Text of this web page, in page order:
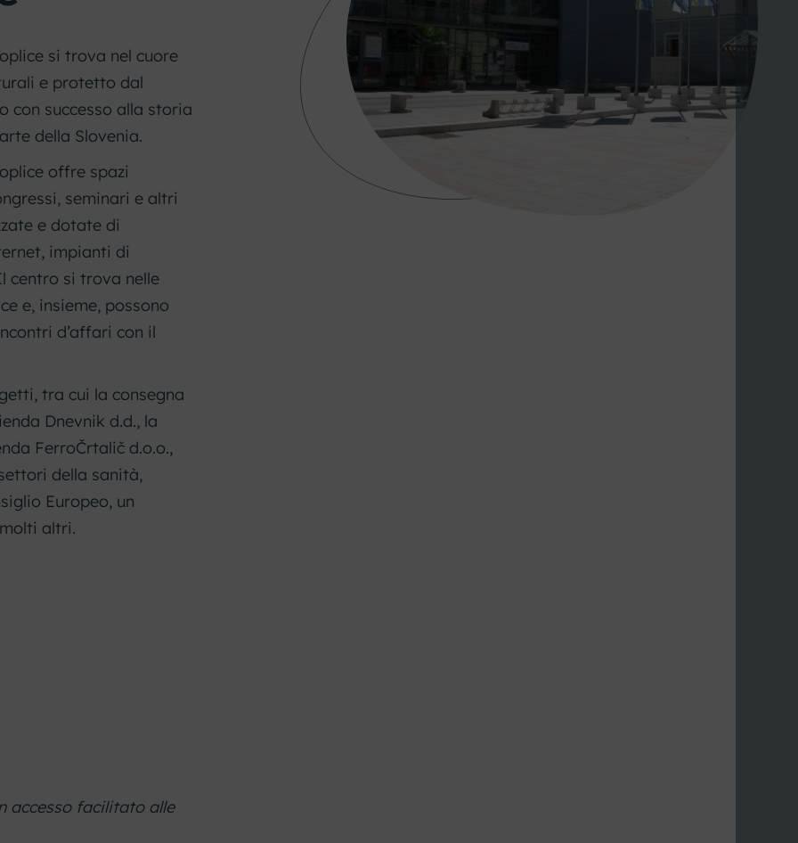
si trova nel cuore
e protetto dal
con successo alla storia
della Slovenia.
offre spazi
seminari e altri
e dotate di
impianti di
centro si trova nelle
e, insieme, possono
d’affari con il
tra cui la consegna
Dnevnik d.d., la
FerroČrtalič d.o.o.,
della sanità,
Europeo, un
altri.
accesso facilitato alle